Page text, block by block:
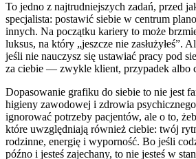
To jedno z najtrudniejszych zadań, przed
specjalista: postawić siebie w centrum
innych. Na początku kariery to może
luksus, na który „jeszcze nie zasłużyłeś”.
jeśli nie nauczysz się ustawiać pracy pod
za ciebie — zwykle klient, przypadek albo
Dopasowanie grafiku do siebie to nie jest
higieny zawodowej i zdrowia
ignorować potrzeby pacjentów, ale o to,
które uwzględniają również ciebie: twój
rodzinne, energię i wyporność. Bo jeśli
późno i jesteś zajechany, to nie jesteś w